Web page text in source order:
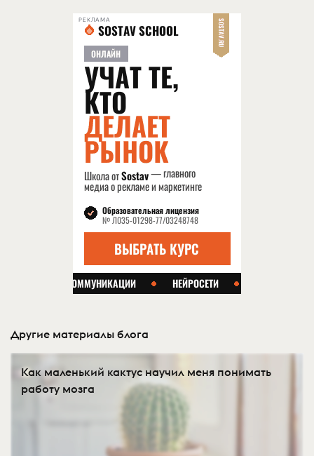
РЕКЛАМА
Другие материалы блога
Как маленький кактус научил меня понимать
работу мозга